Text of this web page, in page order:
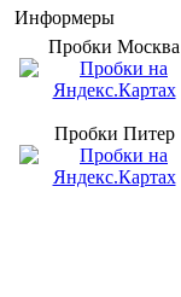
Информеры
Пробки Mосква
Пробки Питер